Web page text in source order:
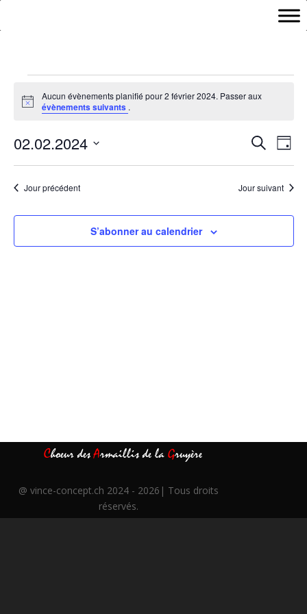
Évènements
for
février
2024
Notice
Aucun évènements planifié pour 2 février 2024. Passer aux
évènements suivants .
et
de
vues
Recherche
de
Jour
02.02.2024
date.Jour précédent Jour suivant
S’abonner au calendrier
Choeur desArmaillis de la Gruyère
@vince-concept.ch 2024 - 2026| Tous droits
réservés.